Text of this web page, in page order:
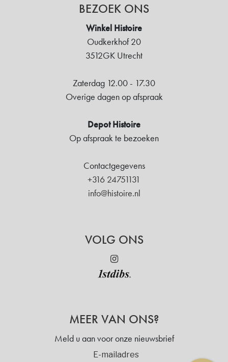
BEZOEK ONS
Winkel Histoire
Oudkerkhof 20
3512GK Utrecht
Zaterdag 12.00 - 17.30
Overige dagen op afspraak
Depot Histoire
Op afspraak te bezoeken
Contactgegevens
+316 24751131
info@histoire.nl
VOLG ONS
MEER VAN ONS?
Meld u aan voor onze nieuwsbrief